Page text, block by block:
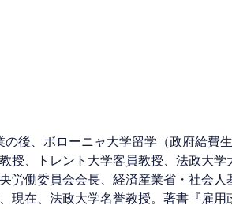
後、ボローニャ大学留学（政府給費
授、トレント大学客員教授、法政大学
働委員会会長、経済産業省・社会人
現在、法政大学名誉教授。著書『雇用